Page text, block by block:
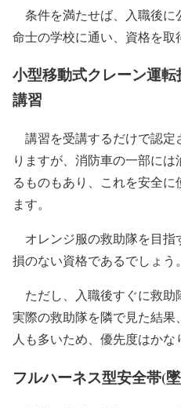
条件を満たせば、入職後に
命士の学校に通い、資格を取
小型移動式クレーン運
講習
講習を受講するだけで認定
りますが、消防車の一部に
るものもあり、これを安全
ます。
オレンジ服の救助隊を目指
損のない資格であるでしょう。
ただし、入職後すぐに救助
実際の救助隊を隣で見た結
人も多いため、優先度はかな
フルハーネス型安全帯(